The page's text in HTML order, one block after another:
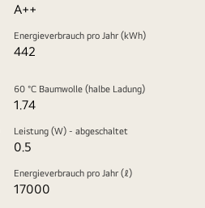
A++
Energieverbrauch pro Jahr (kWh)
442
60 °C Baumwolle (halbe Ladung)
1.74
Leistung (W) - abgeschaltet
0.5
Energieverbrauch pro Jahr (ℓ)
17000